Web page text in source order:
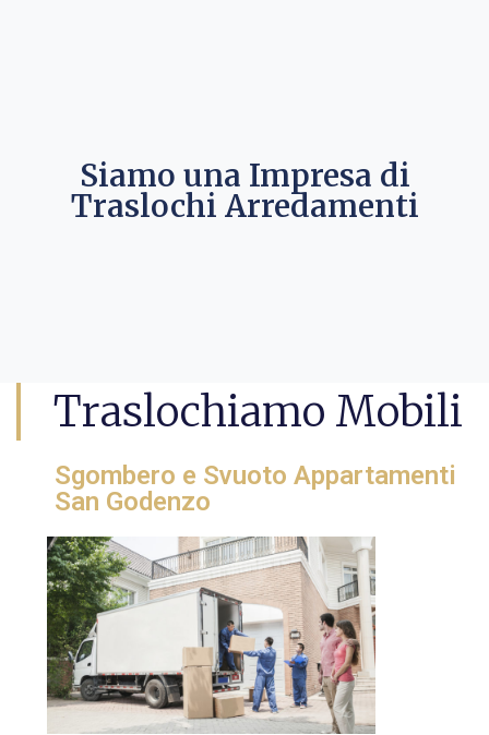
Siamo una Impresa di
Traslochi Arredamenti
Traslochiamo Mobili
Sgombero e Svuoto Appartamenti
San Godenzo